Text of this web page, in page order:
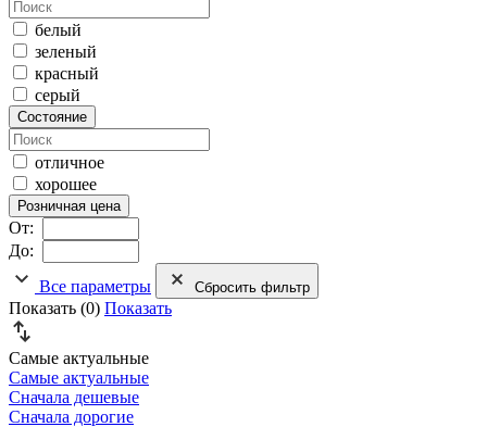
белый
зеленый
красный
серый
Состояние
отличное
хорошее
Розничная цена
От:
До:
Все параметры
Сбросить фильтр
Показать (0) Показать
Самые актуальные
Самые актуальные
Сначала дешевые
Сначала дорогие